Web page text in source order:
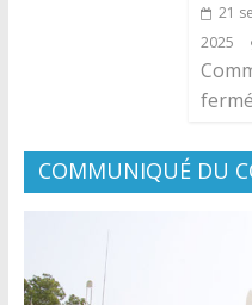
21
2025
COMMUNIQUÉ DU